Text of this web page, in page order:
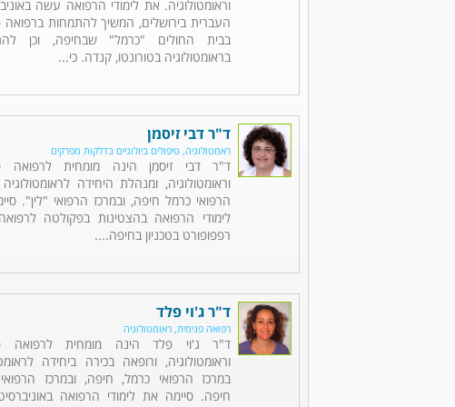
וראומטולוגיה. את לימודי הרפואה עשה
העברית בירושלים, המשיך להתמחות ברפואה
בבית החולים "כרמל" שבחיפה, וכן
בראומטולוגיה בטורונטו, קנדה. כי...
ד"ר דבי זיסמן
ראמטולוגיה, טיפולים ביולוגיים בדלקות מפרקים
ד"ר דבי זיסמן הינה מומחית לרפואה
וראומטולוגיה, ומנהלת היחידה
הרפואי כרמל חיפה, ובמרכז הרפואי "לין".
לימודי הרפואה בהצטינות בפקולטה
רפפופורט בטכניון בחיפה....
ד"ר ג'וי פלד
רפואה פנימית, ראומטולוגיה
ד"ר ג'וי פלד הינה מומחית לרפואה
וראומטולוגיה, ורופאה בכירה ביחידה
במרכז הרפואי כרמל, חיפה, ובמרכז
חיפה. סיימה את לימודי הרפואה